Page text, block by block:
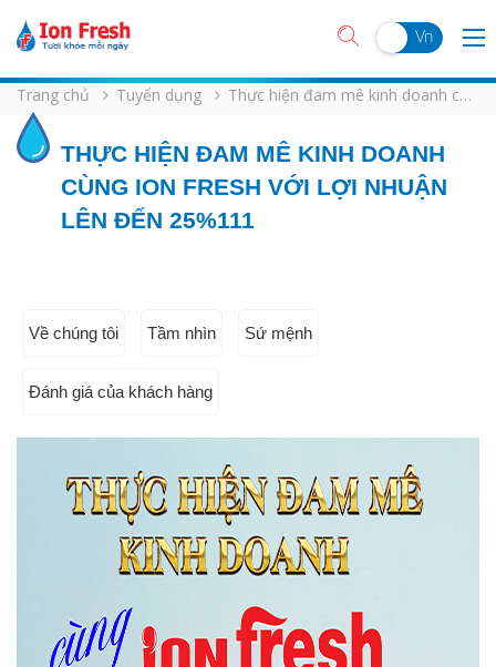
Vn
Trang chủ Tuyển dụng Thực hiện đam mê kinh doanh cùng iON FRESH với lợi nhuận lên đến 25%111
THỰC HIỆN ĐAM MÊ KINH DOANH
CÙNG ION FRESH VỚI LỢI NHUẬN
LÊN ĐẾN 25%111
Về chúng tôi Tầm nhìn Sứ mệnh
Đánh giá của khách hàng